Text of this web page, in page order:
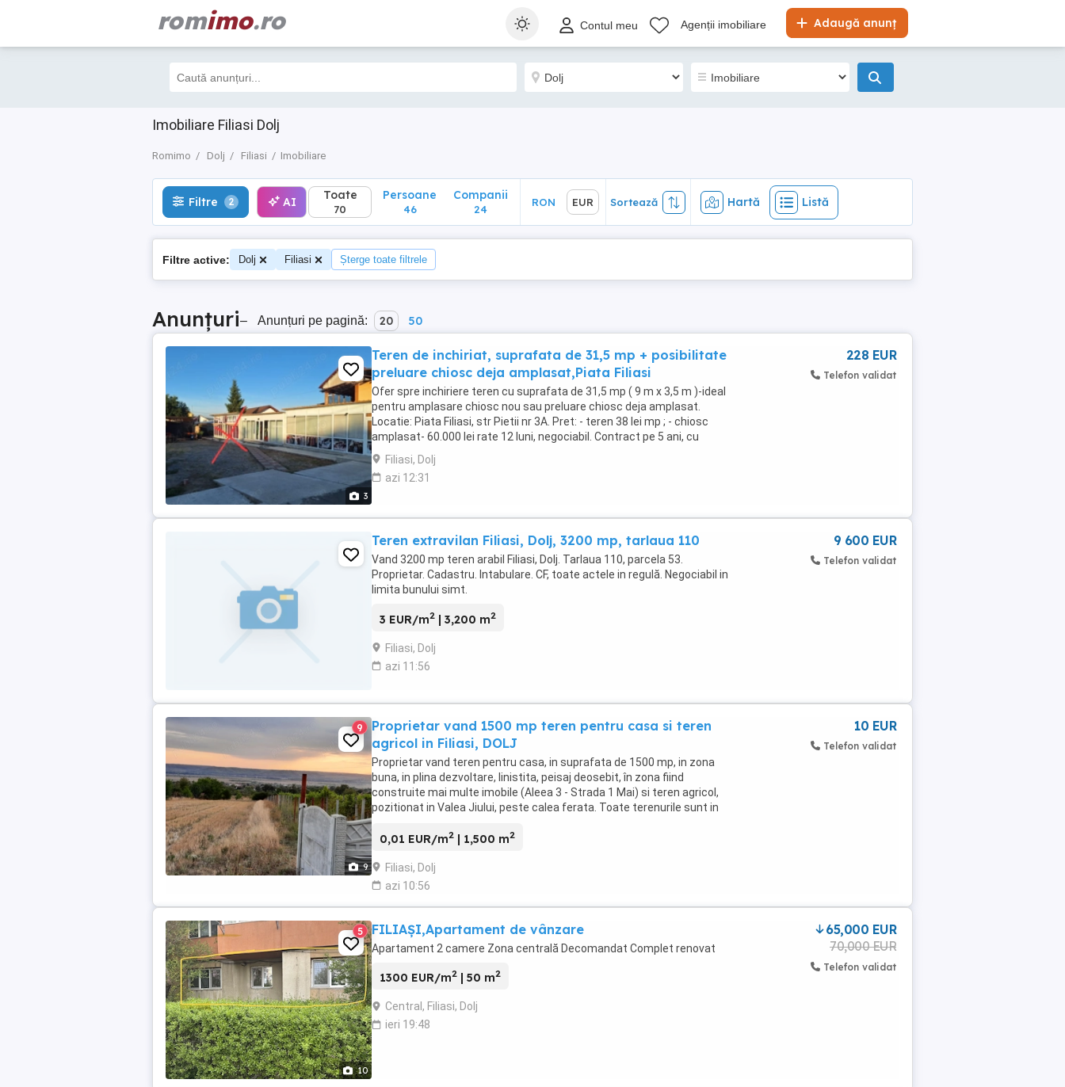
romimo.ro Adaugă anunț
Contul meu Agenții imobiliare
Imobiliare Filiasi Dolj
Romimo Dolj Filiasi Imobiliare
Filtre 2 AI RON EUR Sortează Hartă Listă
Filtre 2 AI Toate
70
Persoane
46
Companii
24
RON EUR Sortează Hartă Listă
Filtre active: Dolj Filiasi Șterge toate filtrele
Anunțuri– Anunțuri pe pagină: 20 50
3
Teren de inchiriat, suprafata de 31,5 mp + posibilitate
preluare chiosc deja amplasat,Piata Filiasi
Ofer spre inchiriere teren cu suprafata de 31,5 mp ( 9 m x 3,5 m )-ideal
pentru amplasare chiosc nou sau preluare chiosc deja amplasat.
Locatie: Piata Filiasi, str Pietii nr 3A. Pret: - teren 38 lei mp ; - chiosc
amplasat- 60.000 lei rate 12 luni, negociabil. Contract pe 5 ani, cu
posibilitate ...
Filiasi, Dolj
azi 12:31
228 EUR
Telefon validat
Teren extravilan Filiasi, Dolj, 3200 mp, tarlaua 110
Vand 3200 mp teren arabil Filiasi, Dolj. Tarlaua 110, parcela 53.
Proprietar. Cadastru. Intabulare. CF, toate actele in regulă. Negociabil in
limita bunului simt.
3 EUR/m2 | 3,200 m2
Filiasi, Dolj
azi 11:56
9 600 EUR
Telefon validat
9
9
Proprietar vand 1500 mp teren pentru casa si teren
agricol in Filiasi, DOLJ
Proprietar vand teren pentru casa, in suprafata de 1500 mp, in zona
buna, in plina dezvoltare, linistita, peisaj deosebit, în zona fiind
construite mai multe imobile (Aleea 3 - Strada 1 Mai) si teren agricol,
pozitionat in Valea Jiului, peste calea ferata. Toate terenurile sunt in
0,01 EUR/m2 | 1,500 m2
Filiasi, Dolj
azi 10:56
10 EUR
Telefon validat
10
5 FILIAȘI,Apartament de vânzare
Apartament 2 camere Zona centrală Decomandat Complet renovat
1300 EUR/m2 | 50 m2
Central, Filiasi, Dolj
ieri 19:48
65,000 EUR
70,000 EUR
Telefon validat